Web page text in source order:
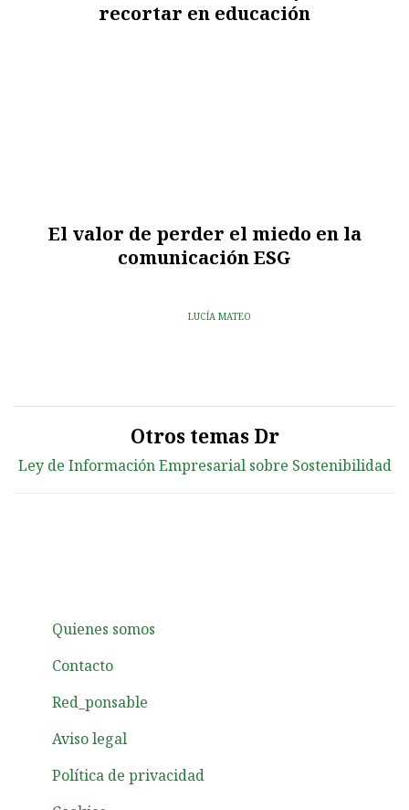
recortar en educación
El valor de perder el miedo en la
comunicación ESG
LUCÍA MATEO
Otros temas Dr
Ley de Información Empresarial sobre Sostenibilidad
Quienes somos
Contacto
Red_ponsable
Aviso legal
Política de privacidad